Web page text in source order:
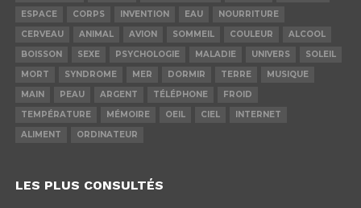
ESPACE
CORPS INVENTION EAU
NOURRITURE
CERVEAU
ANIMAL AVION SOMMEIL COULEUR
ALCOOL
BOISSON
SEXE PSYCHOLOGIE MALADIE UNIVERS
SOLEIL
MORT
SYNDROME MER DORMIR TERRE
MUSIQUE
MAIN
PEAU ARGENT TÉLÉPHONE
FROID
TEMPÉRATURE
MÉMOIRE OEIL CIEL
INTERNET
ALIMENT
ORDINATEUR
LES PLUS CONSULTÉS